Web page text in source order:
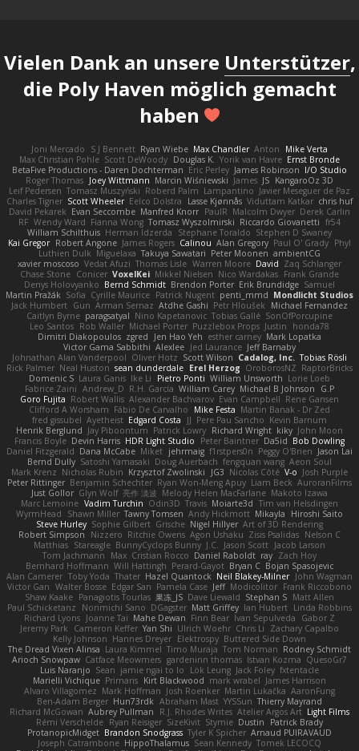
Vielen Dank an unsere Unterstützer,
die Poly Haven möglich gemacht
haben
Joni Mercado S J Bennett Ryan Wiebe Max Chandler Anton
Mike Verta
Max Christian Pohle Scott DeWoody Douglas K. Yorik van Havre Ernst Bronde
BetaFive Productions - Daren Dochterman Eric Perley James Robinson I/O Studio
Roger Thomas Joey Wittmann Marcin Wiśniewski James JS KangaroOz 3D
Leif Pedersen Tomasz Muszyński Roberd Palm Lampantino Javier Meseguer de Paz
Charles Tigner Scott Wheeler Eelco Dolstra Lasse Kjønnås Viduttam Katkar chris huf
David Pekarek Evan Seccombe Manfred Knorr PaulR Malcolm Dwyer Derek Carlin
RF Wendy Ward Fianna Wong Tomasz Wyszolmirski Riccardo Giovanetti fr54
William Schilthuis Herman Idzerda Stephane Toraldo Stephen D Swaney
Kai Gregor Robert Angone James Rogers Calinou Alan Gregory Paul O' Grady Phyl
Luthien Dulk Miguelaxa Takuya Sawatari Peter Moonen ambientCG
xavier moscoso Vedat Afuzi Thomas Lisle Warren Moore David Zaq Schlanger
Chase Stone Conicer VoxelKei Mikkel Nielsen Nico Wardakas Frank Grande
Denys Holovyanko Bernd Schmidt Brendon Porter Erik Brundidge Samuel
Martin Pražák Sofia Cyrille Maurice Patrick Nugent penti_mmd Mondlicht Studios
Jack Humbert Gun Arman Sernaz Atdhe Gashi Petr Hloušek
Michael Fernandez
Caitlyn Byrne paragsatyal Nino Kapetanovic Tobias Gallé SonOfPorcupine
Leo Santos Rob Waller Michael Porter Puzzlebox Props Justin
honda78
Dimitri Diakopoulos zgred Jen Hao Yeh esther carney Mark Lopatka
Victor Gama Sabbithi Alexlee Jed Laurance Jeff Barnaby
Johnathan Alan Vanderpool Oliver Hotz Scott Wilson Cadalog, Inc. Tobias Rösli
Rick Palmer Neal Huston sean dunderdale Erel Herzog OroborosNZ RaptorBricks
Domenic S Laura Ganis Ike Li Pietro Ponti William Unsworth Lorie Loeb
Fabrice Zaini Andrew_D R.H. García William Carey Michael B Johnson
G.P
Goro Fujita Robert Wallis Alexander Bachvarov Evan Campbell Rene Gansen
Clifford A Worsham Fábio De Carvalho Mike Festa Martin Banak - Dr Zed
fred gissubel Ayetheist Edgard Costa JJ Pere Pau Sancho Kevin Barnum
Henrik Berglund Jay Piboontum Patrick Lowry Richard Wright kiky John Moon
Francis Boyle Devin Harris HDR Light Studio Peter Baintner Da5id Bob Dowling
Daniel Fitzgerald Dana McCabe Miket jehrmaig f1rstpers0n Peggy O'Brien Jason Lai
Bernd Dully Satoshi Yamasaki Doug Auerbach fengquan wang Aeon Soul
Mark Krenz Nicholas Rubin Krzysztof Zwolinski JG3 Nicolas Côté V-o Josh Purple
Peter Rittinger Benjamin Schechter Ryan Won-Meng Apuy Liam Beck AuroranFilms
Just Gollor Glyn Wolf 亮作 淡波 Melody Helen MacFarlane Makoto Izawa
Marc Lemoine Vadim Turchin Odin3D Travis Moiarte3d Tim van Helsdingen
WyrmHead
Shawn Miller Tawny Tomsen Andy Hickmott Mikayla
Hiroshi Saito
Steve Hurley Sophie Gilbert Grische Nigel Hillyer Art of 3D Rendering
Robert Simpson
Nizzero Ritchie Owens Agon Ushaku Zisis Psalidas Nelson C
Matthias Stareagle BunnyCyclops Bunny J.C. Jason Scott Jacob Larson
Tom Jachmann
Max Cristian Rocco Daniel Raboldt ray Zach Hoy
Bernhard Hoffmann Will Hattingh Perard-Gayot Bryan C Bojan Spasojevic
Alan Camerer Toby Yoda Thater Hazel Quantock Neil Blakey-Milner John Wagman
Victor Gan Walter Bosse Edgar San Pamela Case Jeff Modicolitor Frank Riccobono
Shaw Kaake Panagiotis Tourlas 果冻_JS Dave Liewald Stephan S Matt Allen
Paul Schicketanz
Norimichi Sano DGagster Matt Griffey Ian Hubert Linda Robbins
Richard Lyons Joanne Tai Mahe Dewan Finn Bear Ivan Sepulveda
Gabor Z
Jeremy Park
Cameron Keffer Yan Shi Ulrich Woehr Chris Li
Zachary Capalbo
Kelly Johnson Hannes Dreyer Elektrospy Buttered Side Down
The Dread Vixen Alinsa Laura Kimmel Timo Muraja Tom Norman Rodney Schmidt
Arioch Snowpaw Catface Meowmers gardeninn thomas Istvan Kozma QuesoGr7
Luis Naranjo Sean jamie ngai to lo Lök Leung Jack Foley fxtentacle
Marielli Vichique Primaris Kirt Blackwood mark wrabel James Harrison
Alvaro Villagomez Mark Hoffman Josh Roenker Martin Lukačka AaronFung
Ben-Adam Berger Hun73rdk Abraham Mast YYSSun Thierry Mayrand
Richard McGowan Aubrey Pullman R.J. Rhodes Writes Atelier Argos Art Light Films
Rémi Verschelde Ryan Reisiger SizeKivit Stymie Dustin
Patrick Brady
ProtanopicMidget Brandon Snodgrass Tyler K Spicher Arnaud PUIRAVAUD
Joseph Catrambone HippoThalamus Sean Kennedy Tomek LECOCQ